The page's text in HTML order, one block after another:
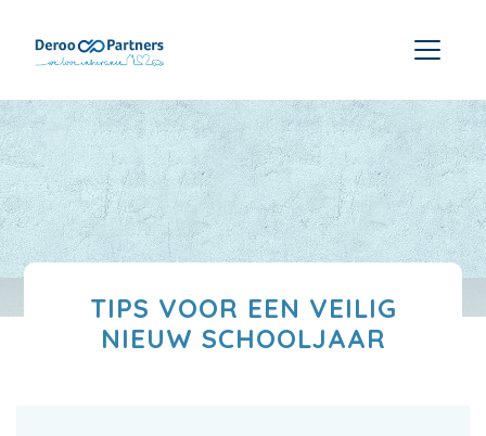
TIPS VOOR EEN VEILIG
NIEUW SCHOOLJAAR